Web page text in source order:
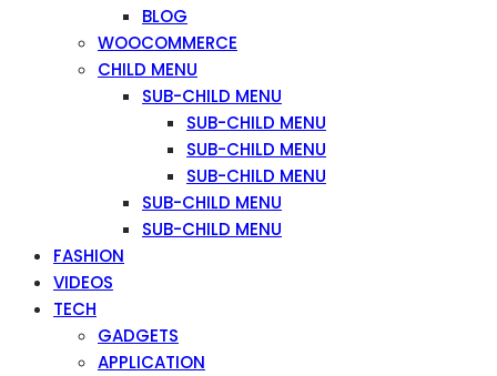
BLOG
WOOCOMMERCE
CHILD MENU
SUB-CHILD MENU
SUB-CHILD MENU
SUB-CHILD MENU
SUB-CHILD MENU
SUB-CHILD MENU
SUB-CHILD MENU
FASHION
VIDEOS
TECH
GADGETS
APPLICATION